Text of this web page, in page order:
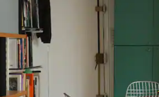
طريق اللمس أو السحب.